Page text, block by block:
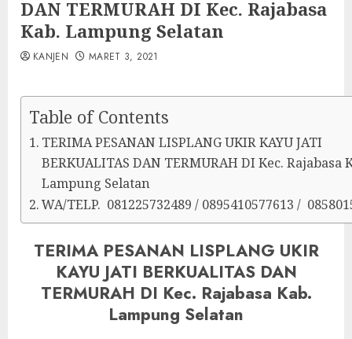
DAN TERMURAH DI Kec. Rajabasa
Kab. Lampung Selatan
KANJEN MARET 3, 2021
Table of Contents
TERIMA PESANAN LISPLANG UKIR KAYU JATI
BERKUALITAS DAN TERMURAH DI Kec. Rajabasa
Lampung Selatan
WA/TELP. 081225732489 / 0895410577613 /
TERIMA PESANAN LISPLANG UKIR
KAYU JATI BERKUALITAS DAN
TERMURAH DI Kec. Rajabasa Kab.
Lampung Selatan